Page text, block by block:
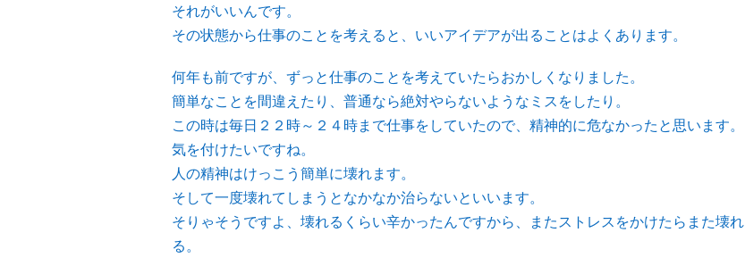
それがいいんです。
その状態から仕事のことを考えると、いいアイデアが出ることはよくあります。
何年も前ですが、ずっと仕事のことを考えていたらおかしくなりました。
簡単なことを間違えたり、普通なら絶対やらないようなミスをしたり。
この時は毎日２２時～２４時まで仕事をしていたので、精神的に危なかったと思います。
気を付けたいですね。
人の精神はけっこう簡単に壊れます。
そして一度壊れてしまうとなかなか治らないといいます。
そりゃそうですよ、壊れるくらい辛かったんですから、またストレスをかけたらまた壊れ
る。